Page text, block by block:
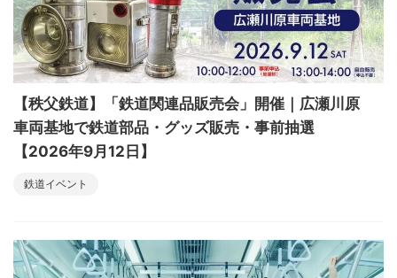
【秩父鉄道】「鉄道関連品販売会」開催｜広瀬川原
車両基地で鉄道部品・グッズ販売・事前抽選
【2026年9月12日】
鉄道イベント